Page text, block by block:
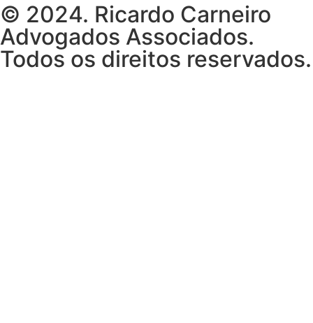
© 2024. Ricardo Carneiro
Advogados Associados.
Todos os direitos reservados.